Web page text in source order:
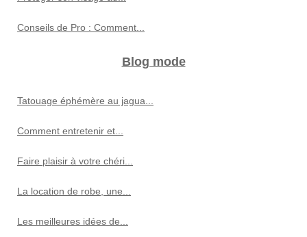
Conseils de Pro : Comment...
Blog mode
Tatouage éphémère au jagua...
Comment entretenir et...
Faire plaisir à votre chéri...
La location de robe, une...
Les meilleures idées de...